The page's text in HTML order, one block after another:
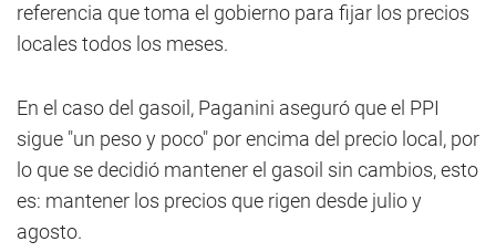
referencia que toma el gobierno para fijar los precios
locales todos los meses.
En el caso del gasoil, Paganini aseguró que el PPI
sigue "un peso y poco" por encima del precio local, por
lo que se decidió mantener el gasoil sin cambios, esto
es: mantener los precios que rigen desde julio y
agosto.